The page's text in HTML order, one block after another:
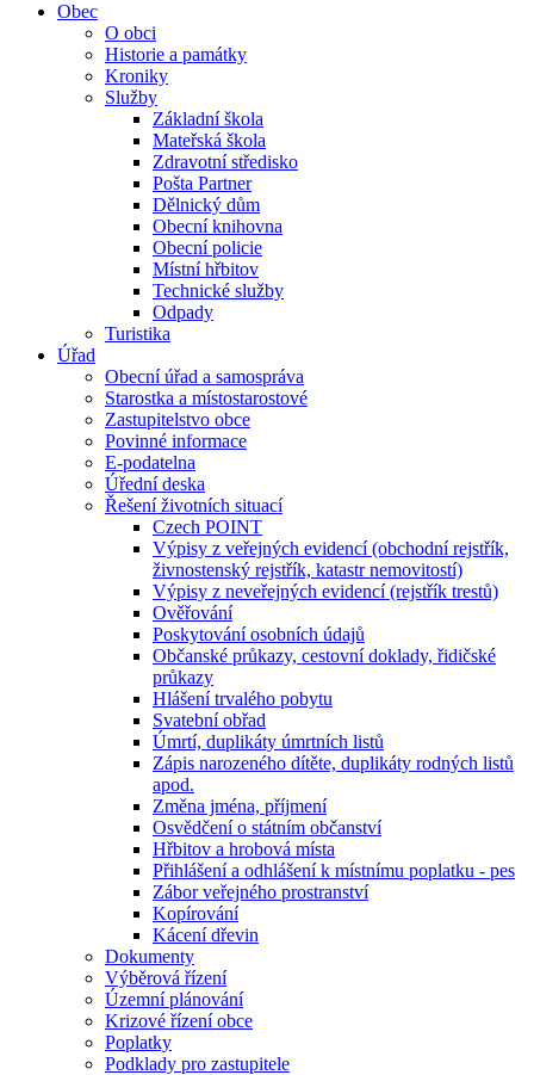
Obec
O obci
Historie a památky
Kroniky
Služby
Základní škola
Mateřská škola
Zdravotní středisko
Pošta Partner
Dělnický dům
Obecní knihovna
Obecní policie
Místní hřbitov
Technické služby
Odpady
Turistika
Úřad
Obecní úřad a samospráva
Starostka a místostarostové
Zastupitelstvo obce
Povinné informace
E-podatelna
Úřední deska
Řešení životních situací
Czech POINT
Výpisy z veřejných evidencí (obchodní rejstřík,
živnostenský rejstřík, katastr nemovitostí)
Výpisy z neveřejných evidencí (rejstřík trestů)
Ověřování
Poskytování osobních údajů
Občanské průkazy, cestovní doklady, řidičské
průkazy
Hlášení trvalého pobytu
Svatební obřad
Úmrtí, duplikáty úmrtních listů
Zápis narozeného dítěte, duplikáty rodných listů
apod.
Změna jména, příjmení
Osvědčení o státním občanství
Hřbitov a hrobová místa
Přihlášení a odhlášení k místnímu poplatku - pes
Zábor veřejného prostranství
Kopírování
Kácení dřevin
Dokumenty
Výběrová řízení
Územní plánování
Krizové řízení obce
Poplatky
Podklady pro zastupitele